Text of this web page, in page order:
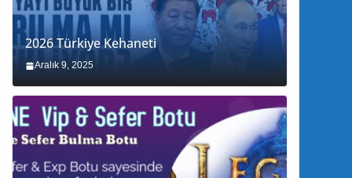
2026 Türkiye Kehaneti
Aralık 9, 2025